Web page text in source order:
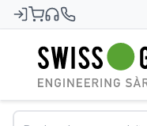
Swiss-Green